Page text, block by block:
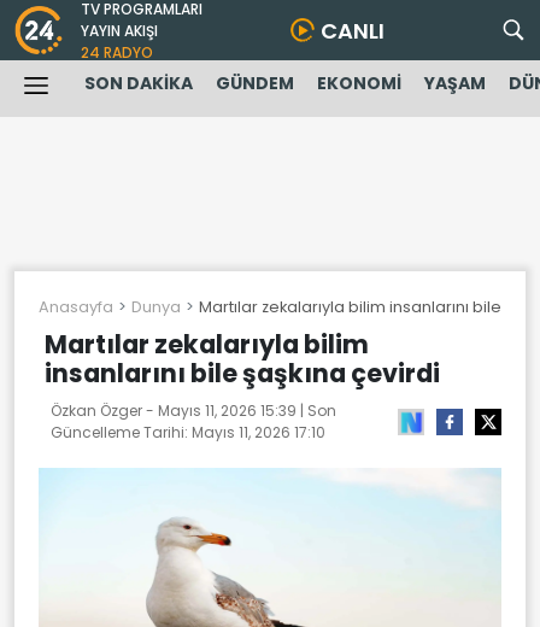
TV PROGRAMLARI
YAYIN AKIŞI
24 RADYO
CANLI
SON DAKİKA GÜNDEM EKONOMİ YAŞAM
Anasayfa Dunya Martılar zekalarıyla bilim insanlarını bile
Martılar zekalarıyla bilim
insanlarını bile şaşkına çevirdi
Özkan Özger - Mayıs 11, 2026 15:39 | Son
Güncelleme Tarihi: Mayıs 11, 2026 17:10